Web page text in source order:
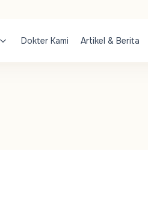
Dokter Kami Artikel & Berita